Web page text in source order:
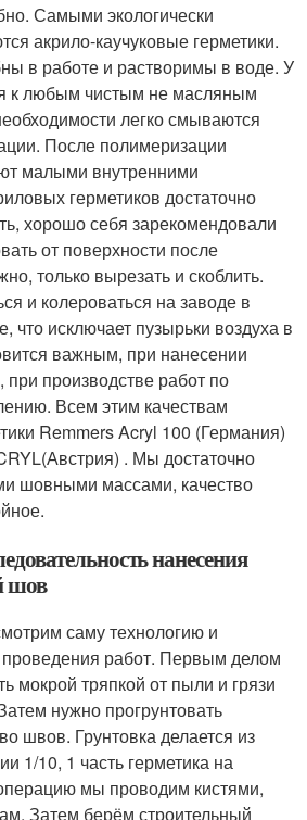
Самыми экологически
акрило-каучуковые герметики.
в работе и растворимы в воде. У
к любым чистым не масляным
легко смываются
После полимеризации
малыми внутренними
герметиков достаточно
хорошо себя зарекомендовали
от поверхности после
только вырезать и скоблить.
и колероваться на заводе в
что исключает пузырьки воздуха в
важным, при нанесении
при производстве работ по
Всем этим качествам
Remmers Acryl 100 (Германия)
. Мы достаточно
шовными массами, качество
нанесения
шов
саму технологию и
проведения работ. Первым делом
мокрой тряпкой от пыли и грязи
нужно прогрунтовать
швов. Грунтовка делается из
1/10, 1 часть герметика на
мы проводим кистями,
Затем берём строительный